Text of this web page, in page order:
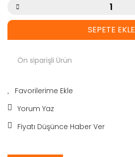
SEPETE EKLE
Ön siparişli Ürün
Yorum Yaz
Fiyatı Düşünce Haber Ver